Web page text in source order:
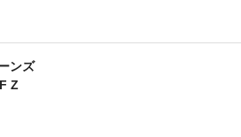
ンズ
Z